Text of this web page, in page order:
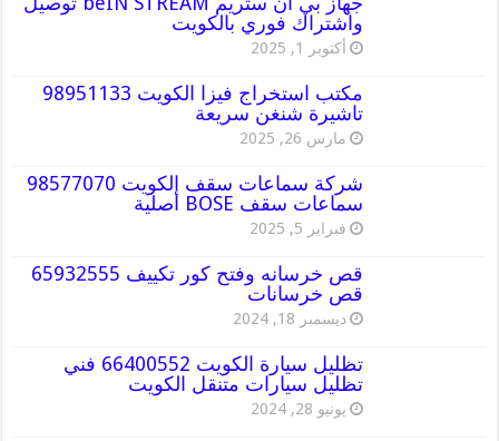
واشتراك فوري بالكويت
أكتوبر 1, 2025
مكتب استخراج فيزا الكويت 98951133
تاشيرة شنغن سريعة
مارس 26, 2025
شركة سماعات سقف الكويت 98577070
سماعات سقف BOSE أصلية
فبراير 5, 2025
قص خرسانه وفتح كور تكييف 65932555
قص خرسانات
ديسمبر 18, 2024
تظليل سيارة الكويت 66400552 فني
تظليل سيارات متنقل الكويت
يونيو 28, 2024